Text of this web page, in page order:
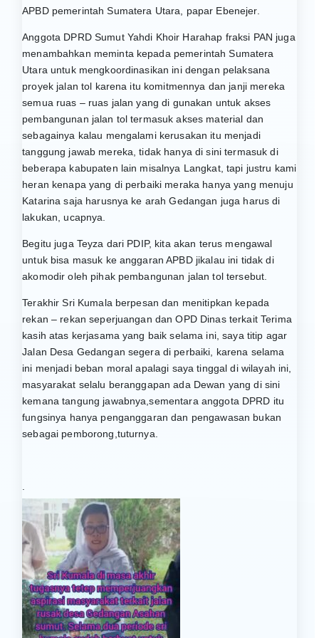
APBD pemerintah Sumatera Utara, papar Ebenejer.
Anggota DPRD Sumut Yahdi Khoir Harahap fraksi PAN juga
menambahkan meminta kepada pemerintah Sumatera
Utara untuk mengkoordinasikan ini dengan pelaksana
proyek jalan tol karena itu komitmennya dan janji mereka
semua ruas – ruas jalan yang di gunakan untuk akses
pembangunan jalan tol termasuk akses material dan
sebagainya kalau mengalami kerusakan itu menjadi
tanggung jawab mereka, tidak hanya di sini termasuk di
beberapa kabupaten lain misalnya Langkat, tapi justru kami
heran kenapa yang di perbaiki meraka hanya yang menuju
Katarina saja harusnya ke arah Gedangan juga harus di
lakukan, ucapnya.
Begitu juga Teyza dari PDIP, kita akan terus mengawal
untuk bisa masuk ke anggaran APBD jikalau ini tidak di
akomodir oleh pihak pembangunan jalan tol tersebut.
Terakhir Sri Kumala berpesan dan menitipkan kepada
rekan – rekan seperjuangan dan OPD Dinas terkait Terima
kasih atas kerjasama yang baik selama ini, saya titip agar
Jalan Desa Gedangan segera di perbaiki, karena selama
ini menjadi beban moral apalagi saya tinggal di wilayah ini,
masyarakat selalu beranggapan ada Dewan yang di sini
kemana tangung jawabnya,sementara anggota DPRD itu
fungsinya hanya penganggaran dan pengawasan bukan
sebagai pemborong,tuturnya.